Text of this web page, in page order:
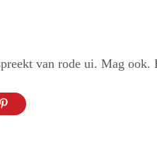
van rode ui. Mag